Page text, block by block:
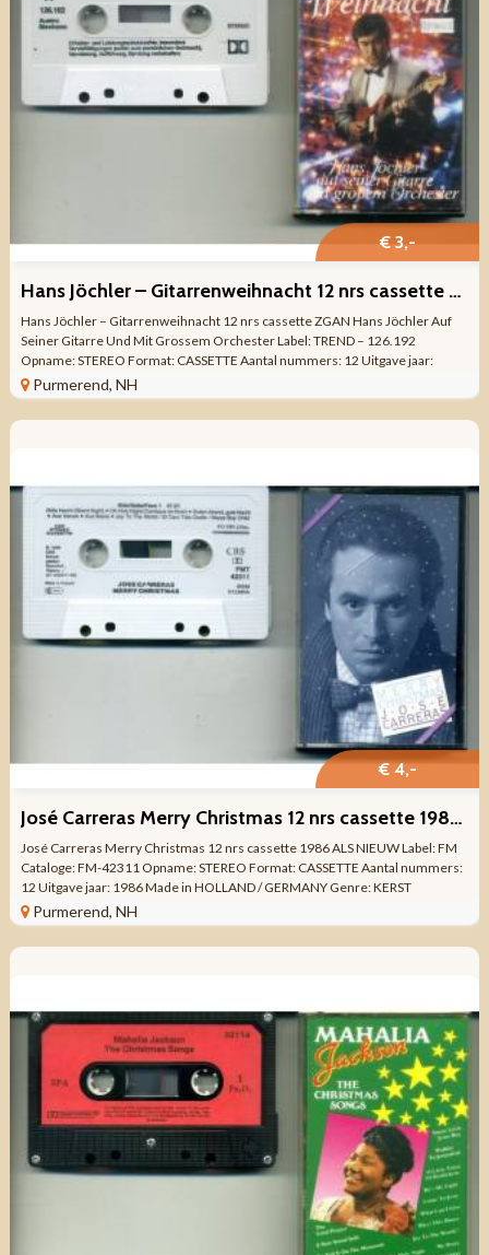
€ 3,-
Hans Jöchler – Gitarrenweihnacht 12 nrs cassette ZGAN
Hans Jöchler – Gitarrenweihnacht 12 nrs cassette ZGAN Hans Jöchler Auf
Seiner Gitarre Und Mit Grossem Orchester Label: TREND – 126.192
Opname: STEREO Format: CASSETTE Aantal nummers: 12 Uitgave jaar:
Made ...
Purmerend, NH
€ 4,-
José Carreras Merry Christmas 12 nrs cassette 1986 ALS NIEUW
José Carreras Merry Christmas 12 nrs cassette 1986 ALS NIEUW Label: FM
Cataloge: FM-42311 Opname: STEREO Format: CASSETTE Aantal nummers:
12 Uitgave jaar: 1986 Made in HOLLAND / GERMANY Genre: KERST
KLASSIEK Kwaliteit: ...
Purmerend, NH